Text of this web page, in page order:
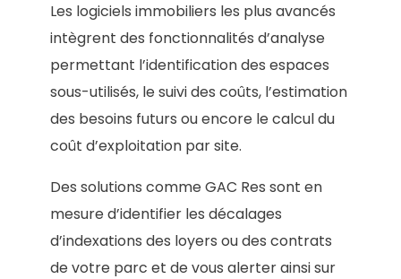
Les logiciels immobiliers les plus avancés
intègrent des fonctionnalités d’analyse
permettant l’identification des espaces
sous-utilisés, le suivi des coûts, l’estimation
des besoins futurs ou encore le calcul du
coût d’exploitation par site.
Des solutions comme GAC Res sont en
mesure d’identifier les décalages
d’indexations des loyers ou des contrats
de votre parc et de vous alerter ainsi sur